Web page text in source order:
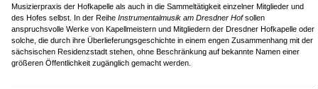
Musizierpraxis der Hofkapelle als auch in die Sammeltätigkeit einzelner Mitglieder und
des Hofes selbst. In der Reihe Instrumentalmusik am Dresdner Hofsollen
anspruchsvolle Werke von Kapellmeistern und Mitgliedern der Dresdner Hofkapelle oder
solche, die durch ihre Überlieferungsgeschichte in einem engen Zusammenhang mit der
sächsischen Residenzstadt stehen, ohne Beschränkung auf bekannte Namen einer
größeren Öffentlichkeit zugänglich gemacht werden.